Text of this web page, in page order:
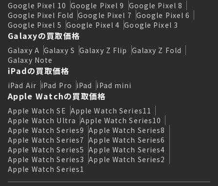
Google Pixel 10 Google Pixel 9 Google Pixel 8
Google Pixel Fold Google Pixel 7 Google Pixel 6
Google Pixel 5 Google Pixel 4 Google Pixel 3
Galaxyの買取価格
Galaxy A Galaxy S Galaxy Z Flip Galaxy Z Fold
Galaxy Note
iPadの買取価格
iPad Air iPad Pro iPad iPad mini
Apple Watchの買取価格
Apple Watch SE Apple Watch Series11
Apple Watch Ultra Apple Watch Series10
Apple Watch Series9 Apple Watch Series8
Apple Watch Series7 Apple Watch Series6
Apple Watch Series5 Apple Watch Series4
Apple Watch Series3 Apple Watch Series2
Apple Watch Series1